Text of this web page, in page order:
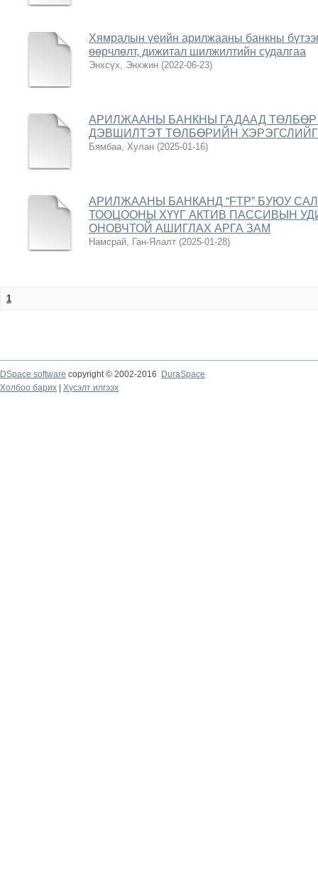
Хямралын үеийн арилжааны банкны
өөрчлөлт, дижитал шилжилтийн судалгаа
Энхсүх, Энхжин (2022-06-23)
АРИЛЖААНЫ БАНКНЫ ГАДААД
ДЭВШИЛТЭТ ТӨЛБӨРИЙН
Бямбаа, Хулан (2025-01-16)
АРИЛЖААНЫ БАНКАНД “FTP” БУЮУ
ТООЦООНЫ ХҮҮГ АКТИВ ПАССИВЫН
ОНОВЧТОЙ АШИГЛАХ АРГА ЗАМ
Намсрай, Ган-Ялалт (2025-01-28)
1
DSpace software copyright © 2002-2016
DuraSpace
Холбоо барих
Хүсэлт илгээх